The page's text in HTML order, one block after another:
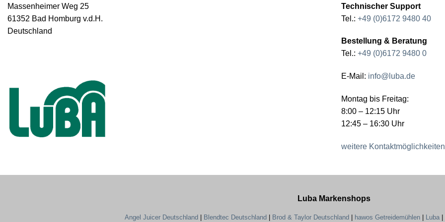
Massenheimer Weg 25
61352 Bad Homburg v.d.H.
Deutschland
Technischer Support
Tel.: +49 (0)6172 9480 40
Bestellung & Beratung
Tel.: +49 (0)6172 9480 0
E-Mail: info@luba.de
Montag bis Freitag:
8:00 – 12:15 Uhr
12:45 – 16:30 Uhr
weitere Kontaktmöglichkeiten
Luba Markenshops
Angel Juicer Deutschland | Blendtec Deutschland | Brod & Taylor Deutschland | hawos Getreidemühlen | Luba |